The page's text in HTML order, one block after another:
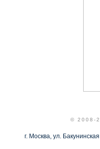
© 2008-
г. Москва, ул.